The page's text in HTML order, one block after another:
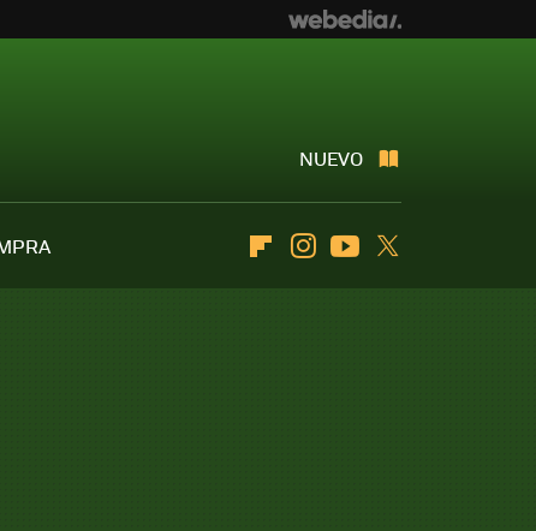
NUEVO
FlipboardInstagramYoutube